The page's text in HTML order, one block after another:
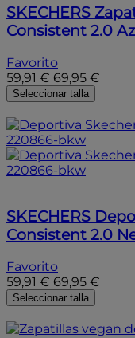
SKECHERS
Consistent 2.0
Favorito
59,91 € 69,95 €
Seleccionar talla
SKECHERS
Consistent 2.0
Favorito
59,91 € 69,95 €
Seleccionar talla